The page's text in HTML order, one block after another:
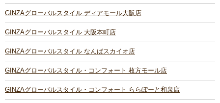
GINZAグローバルスタイル ディアモール大阪店
GINZAグローバルスタイル 大阪本町店
GINZAグローバルスタイル なんばスカイオ店
GINZAグローバルスタイル・コンフォート 枚方モール店
GINZAグローバルスタイル・コンフォート ららぽーと和泉店